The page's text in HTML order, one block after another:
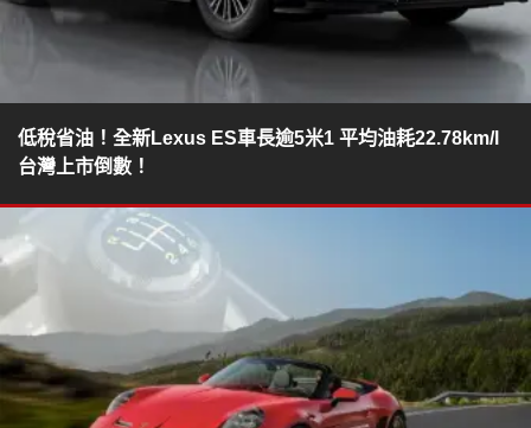
低稅省油！全新Lexus ES車長逾5米1 平均油耗22.78km/l
台灣上市倒數！